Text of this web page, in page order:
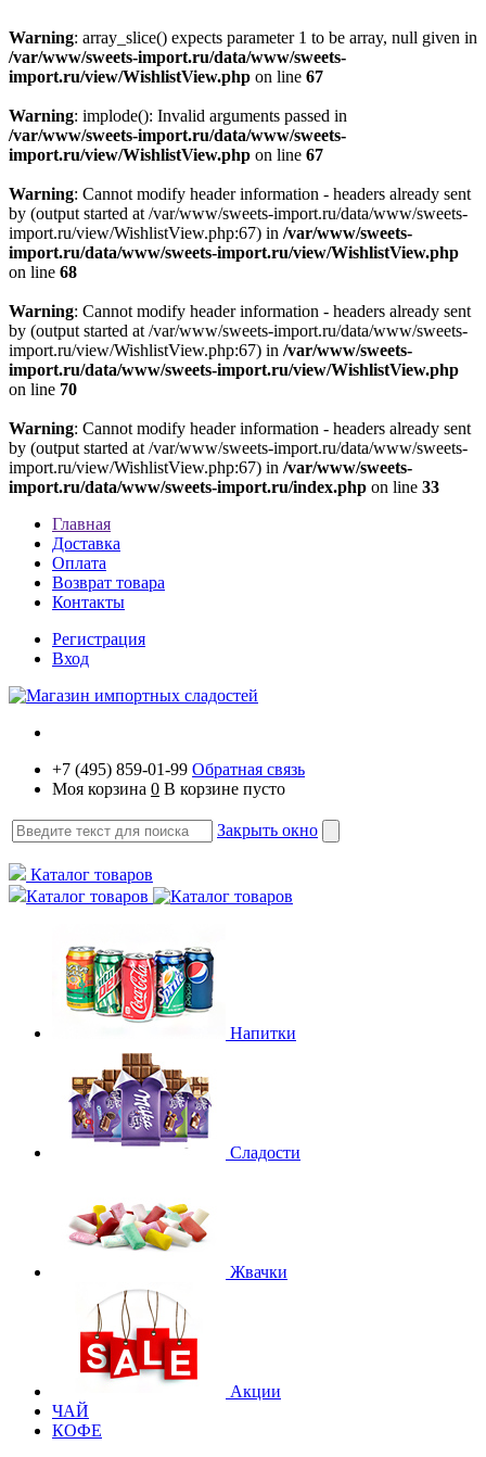
Warning: array_slice() expects parameter 1 to be array, null given in
/var/www/sweets-import.ru/data/www/sweets-
import.ru/view/WishlistView.php on line 67
Warning: implode(): Invalid arguments passed in
/var/www/sweets-import.ru/data/www/sweets-
import.ru/view/WishlistView.php on line 67
Warning: Cannot modify header information - headers already sent
by (output started at /var/www/sweets-import.ru/data/www/sweets-
import.ru/view/WishlistView.php:67) in /var/www/sweets-
import.ru/data/www/sweets-import.ru/view/WishlistView.php
on line 68
Warning: Cannot modify header information - headers already sent
by (output started at /var/www/sweets-import.ru/data/www/sweets-
import.ru/view/WishlistView.php:67) in /var/www/sweets-
import.ru/data/www/sweets-import.ru/view/WishlistView.php
on line 70
Warning: Cannot modify header information - headers already sent
by (output started at /var/www/sweets-import.ru/data/www/sweets-
import.ru/view/WishlistView.php:67) in /var/www/sweets-
import.ru/data/www/sweets-import.ru/index.php on line 33
Главная
Доставка
Оплата
Возврат товара
Контакты
Регистрация
Вход
+7 (495) 859-01-99 Обратная связь
Моя корзина 0 В корзине пусто
Закрыть окно
Каталог товаров
Каталог товаров
Напитки
Сладости
Жвачки
Акции
ЧАЙ
КОФЕ